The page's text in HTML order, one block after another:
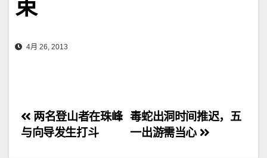
束
4月 26, 2013
文
章
毒蛇出洞时间推迟，五
一出游需当心
两名登山者在珠峰
与向导发生打斗